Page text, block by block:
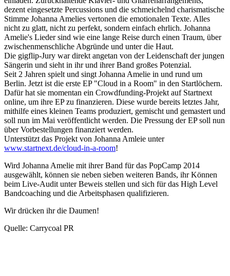
dezent eingesetzte Percussions und die schmeichelnd charismatische
Stimme Johanna Amelies vertonen die emotionalen Texte. Alles
nicht zu glatt, nicht zu perfekt, sondern einfach ehrlich. Johanna
Amelie's Lieder sind wie eine lange Reise durch einen Traum, über
zwischenmenschliche Abgründe und unter die Haut.
Die gigflip-Jury war direkt angetan von der Leidenschaft der jungen
Sängerin und sieht in ihr und ihrer Band großes Potenzial.
Seit 2 Jahren spielt und singt Johanna Amelie in und rund um
Berlin. Jetzt ist die erste EP "Cloud in a Room" in den Startlöchern.
Dafür hat sie momentan ein Crowdfunding-Projekt auf Startnext
online, um ihre EP zu finanzieren. Diese wurde bereits letztes Jahr,
mithilfe eines kleinen Teams produziert, gemischt und gemastert und
soll nun im Mai veröffentlicht werden. Die Pressung der EP soll nun
über Vorbestellungen finanziert werden.
Unterstützt das Projekt von Johanna Amleie unter
www.startnext.de/cloud-in-a-room!
Wird Johanna Amelie mit ihrer Band für das PopCamp 2014
ausgewählt, können sie neben sieben weiteren Bands, ihr Können
beim Live-Audit unter Beweis stellen und sich für das High Level
Bandcoaching und die Arbeitsphasen qualifizieren.
Wir drücken ihr die Daumen!
Quelle: Carrycoal PR